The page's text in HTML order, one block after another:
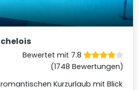
Bewertet mit 7.8
(1748 Bewertungen)
Kurzurlaub mit Blick